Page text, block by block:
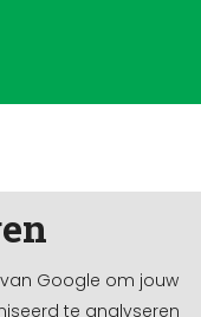
Google om jouw
te analyseren